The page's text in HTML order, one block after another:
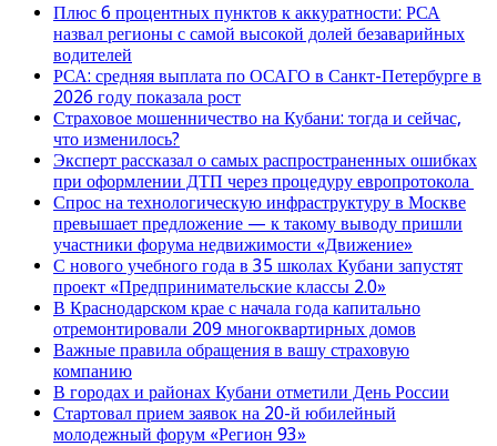
Плюс 6 процентных пунктов к аккуратности: РСА
назвал регионы с самой высокой долей безаварийных
водителей
РСА: средняя выплата по ОСАГО в Санкт-Петербурге в
2026 году показала рост
Страховое мошенничество на Кубани: тогда и сейчас,
что изменилось?
Эксперт рассказал о самых распространенных ошибках
при оформлении ДТП через процедуру европротокола
Спрос на технологическую инфраструктуру в Москве
превышает предложение — к такому выводу пришли
участники форума недвижимости «Движение»
С нового учебного года в 35 школах Кубани запустят
проект «Предпринимательские классы 2.0»
В Краснодарском крае с начала года капитально
отремонтировали 209 многоквартирных домов
Важные правила обращения в вашу страховую
компанию
В городах и районах Кубани отметили День России
Стартовал прием заявок на 20-й юбилейный
молодежный форум «Регион 93»